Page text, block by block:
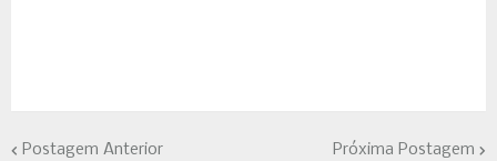
Postagem Anterior Próxima Postagem